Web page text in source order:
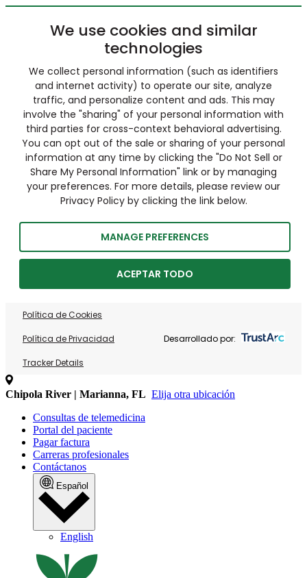
We use cookies and similar
technologies
We collect personal information (such as identifiers
and internet activity) to operate our site, analyze
traffic, and personalize content and ads. This may
involve the "sharing" of your personal information with
third parties for cross-context behavioral advertising.
You can opt out of the sale or sharing of your personal
information at any time by clicking the "Do Not Sell or
Share My Personal Information" link or by managing
your preferences. For more details, please review our
Privacy Policy by clicking the link below.
MANAGE PREFERENCES
ACEPTAR TODO
Política de Cookies
Política de Privacidad
Tracker Details
Desarrollado por:
Chipola River | Marianna, FL Elija otra ubicación
Consultas de telemedicina
Portal del paciente
Pagar factura
Carreras profesionales
Contáctanos
Español
English